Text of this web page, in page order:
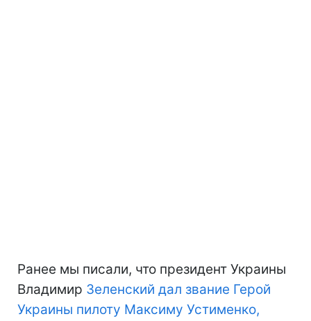
Ранее мы писали, что президент Украины
Владимир Зеленский дал звание Герой
Украины пилоту Максиму Устименко,